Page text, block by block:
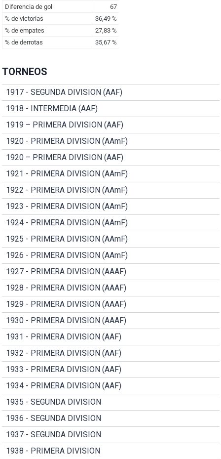
TORNEOS
1917 - SEGUNDA DIVISION (AAF)
1918 - INTERMEDIA (AAF)
1919 – PRIMERA DIVISION (AAF)
1920 - PRIMERA DIVISION (AAmF)
1920 – PRIMERA DIVISION (AAF)
1921 - PRIMERA DIVISION (AAmF)
1922 - PRIMERA DIVISION (AAmF)
1923 - PRIMERA DIVISION (AAmF)
1924 - PRIMERA DIVISION (AAmF)
1925 - PRIMERA DIVISION (AAmF)
1926 - PRIMERA DIVISION (AAmF)
1927 - PRIMERA DIVISION (AAAF)
1928 - PRIMERA DIVISION (AAAF)
1929 - PRIMERA DIVISION (AAAF)
1930 - PRIMERA DIVISION (AAAF)
1931 - PRIMERA DIVISION (AAF)
1932 - PRIMERA DIVISION (AAF)
1933 - PRIMERA DIVISION (AAF)
1934 - PRIMERA DIVISION (AAF)
1935 - SEGUNDA DIVISION
1936 - SEGUNDA DIVISION
1937 - SEGUNDA DIVISION
1938 - PRIMERA DIVISION